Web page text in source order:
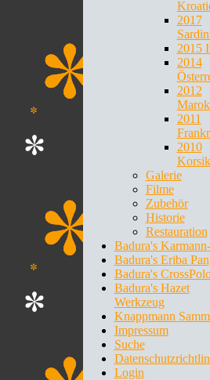
2017
2015
2014
2012
2011
2010
Galerie
Filme
Zubehör
Historie
Restauration
Badura's
Badura's Eriba Pan
Badura's
Badura's Hazet
Werkzeug
Knappmann
Impressum
Suche
Login